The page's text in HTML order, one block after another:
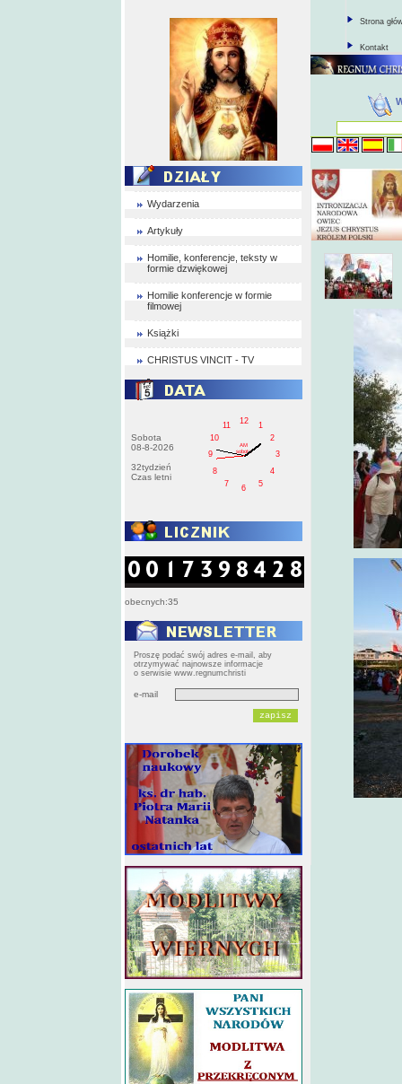
Wydarzenia
Artykuły
Homilie, konferencje, teksty w
formie dzwiękowej
Homilie konferencje w formie
filmowej
Książki
CHRISTUS VINCIT - TV
Sobota
08-8-2026
32tydzień
Czas letni
1
2
3
4
5
6
7
8
9
10
11
12
AM
sobota
obecnych:35
Proszę podać swój adres e-mail, aby
otrzymywać najnowsze informacje
o serwisie www.regnumchristi
e-mail
Strona
Kontakt